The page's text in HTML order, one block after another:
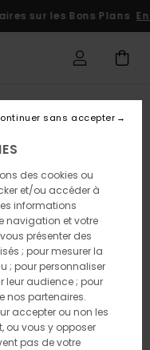
sur les Bons Plans
des cookies ou
et/ou accéder à
informations
navigation et votre
présenter des
; pour mesurer la
; pour personnaliser
leur audience ; pour
nos partenaires.
accepter ou non les
ou vous y opposer
pas de votre
sans accepter